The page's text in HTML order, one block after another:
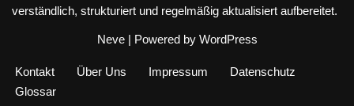
verständlich, strukturiert und regelmäßig aktualisiert aufbereitet.
Neve| Powered by WordPress
Kontakt Über Uns Impressum
Datenschutz
Glossar